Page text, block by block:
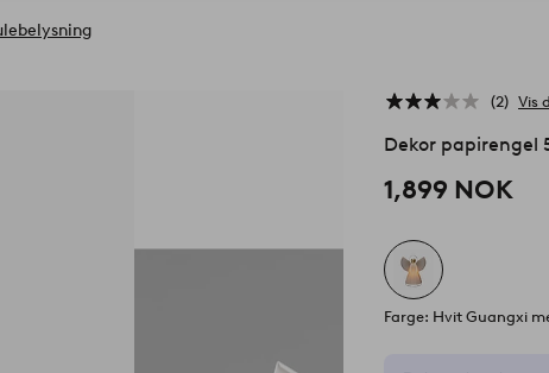
2 Vis
Dekor papirengel
1,899 NOK
Farge: Hvit Guangxi